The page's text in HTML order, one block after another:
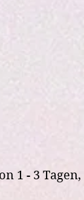
1 - 3 Tagen,